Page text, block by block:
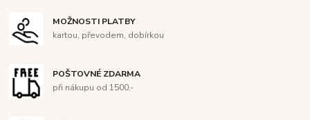
MOŽNOSTI PLATBY
kartou, převodem, dobírkou
POŠTOVNÉ ZDARMA
při nákupu od 1500,-